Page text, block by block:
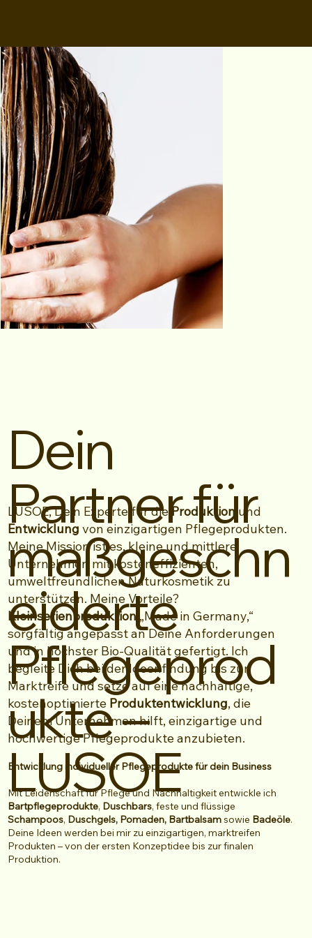
LUSOE, Dein Experte für die Produktion und
Entwicklung von einzigartigen Pflegeprodukten.
Meine Mission ist es, kleine und mittlere
Unternehmen mit kosteneffizienten,
umweltfreundlichen Naturkosmetik zu
unterstützen. Meine Vorteile?
Kleinserienproduktion „Made in Germany,“
sorgfältig angepasst an Deine Anforderungen
und in höchster Bio-Qualität gefertigt. Ich
begleite Dich bei der Ideenfindung bis zur
Marktreife und setze auf eine nachhaltige,
kostenoptimierte Produktentwicklung, die
Deinem Unternehmen hilft, einzigartige und
hochwertige Pflegeprodukte anzubieten.
Entwicklung individueller Pflegeprodukte für dein Business
Mit Leidenschaft für Pflege und Nachhaltigkeit entwickle ich
Bartpflegeprodukte, Duschbars, feste und flüssige
Schampoos, Duschgels, Pomaden, Bartbalsamsowie Badeöle.
Deine Ideen werden bei mir zu einzigartigen, marktreifen
Produkten – von der ersten Konzeptidee bis zur finalen
Produktion.
Dein
Partner für
maßgeschn
eiderte
Pflegeprod
ukte –
LUSOE